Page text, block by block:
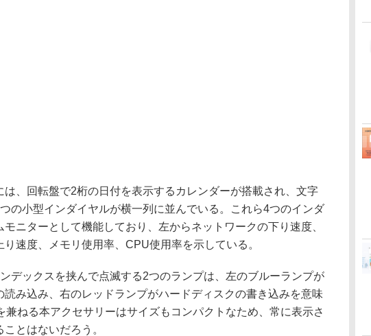
、回転盤で2桁の日付を表示するカレンダーが搭載され、文字
の小型インダイヤルが横一列に並んでいる。これら4つのインダ
モニターとして機能しており、左からネットワークの下り速度、
り速度、メモリ使用率、CPU使用率を示している。
デックスを挟んで点滅する2つのランプは、左のブルーランプが
読み込み、右のレッドランプがハードディスクの書き込みを意味
兼ねる本アクセサリーはサイズもコンパクトなため、常に表示さ
とはないだろう。